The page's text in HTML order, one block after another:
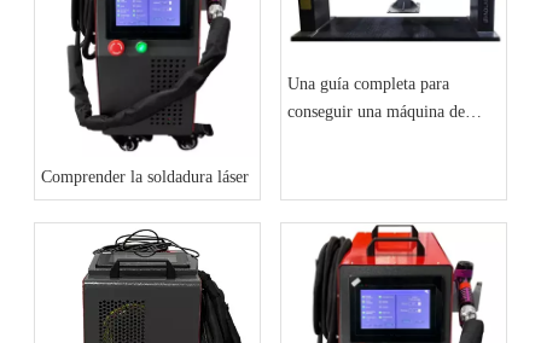
Comprender la soldadura láser
Una guía completa para
conseguir una máquina de